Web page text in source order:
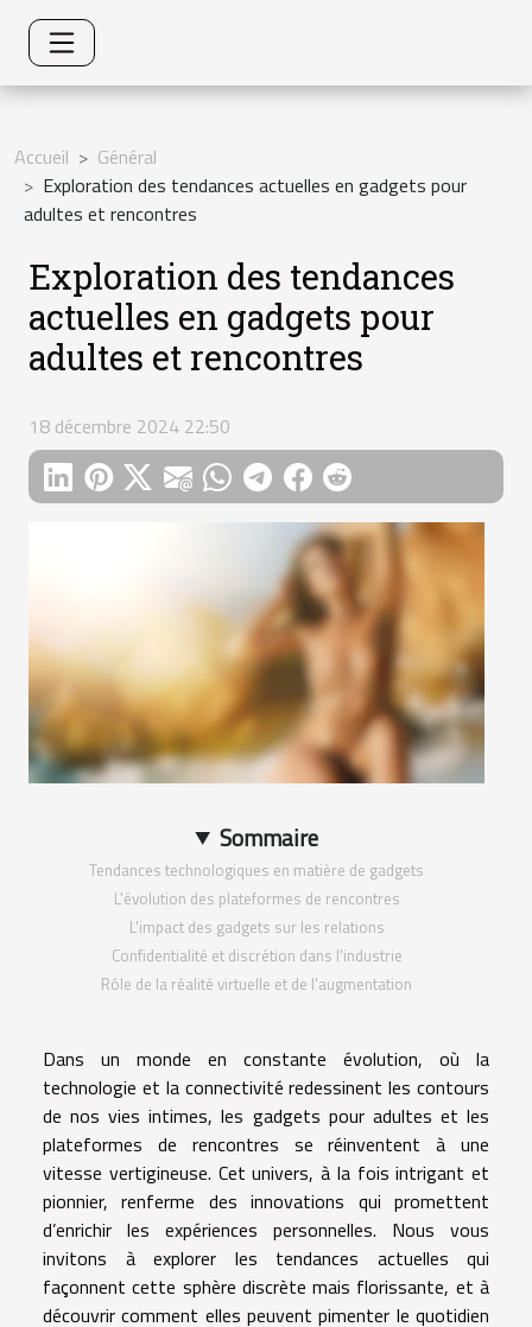
Accueil
Général
Exploration des tendances actuelles en gadgets pour
adultes et rencontres
Exploration des tendances
actuelles en gadgets pour
adultes et rencontres
18 décembre 2024 22:50
Sommaire
Tendances technologiques en matière de gadgets
L'évolution des plateformes de rencontres
L'impact des gadgets sur les relations
Confidentialité et discrétion dans l'industrie
Rôle de la réalité virtuelle et de l'augmentation
Dans un monde en constante évolution, où la
technologie et la connectivité redessinent les contours
de nos vies intimes, les gadgets pour adultes et les
plateformes de rencontres se réinventent à une
vitesse vertigineuse. Cet univers, à la fois intrigant et
pionnier, renferme des innovations qui promettent
d’enrichir les expériences personnelles. Nous vous
invitons à explorer les tendances actuelles qui
façonnent cette sphère discrète mais florissante, et à
découvrir comment elles peuvent pimenter le quotidien